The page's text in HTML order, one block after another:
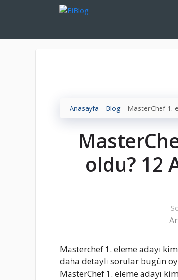
Anasayfa - Blog - MasterChef 1.
oldu? 12
Masterchef 1. eleme adayı
daha detaylı sorular bugün
MasterChef 1. eleme adayı